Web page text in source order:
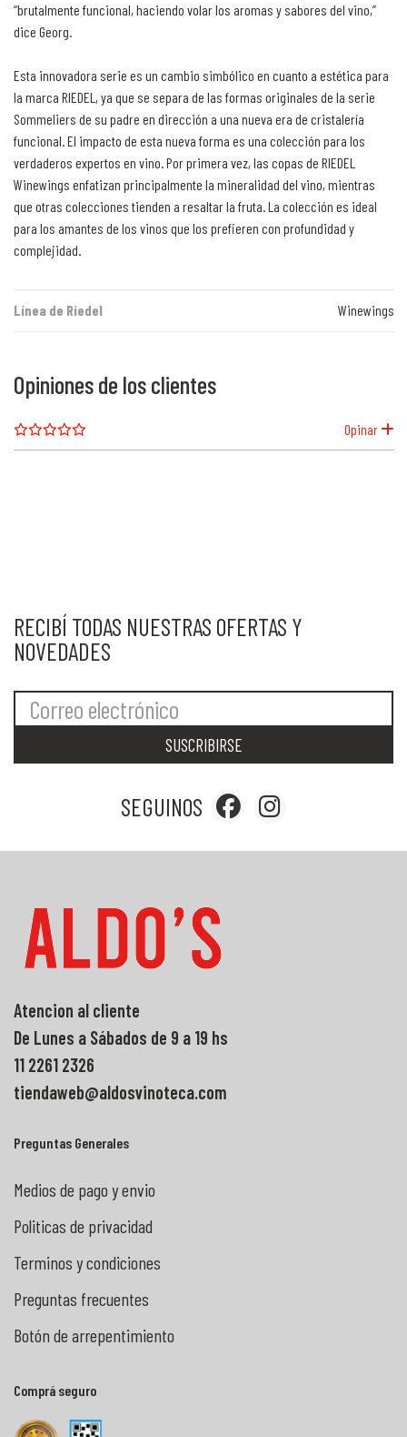
“brutalmente funcional, haciendo volar los aromas y sabores del vino,”
dice Georg.
Esta innovadora serie es un cambio simbólico en cuanto a estética para
la marca RIEDEL, ya que se separa de las formas originales de la serie
Sommeliers de su padre en dirección a una nueva era de cristalería
funcional. El impacto de esta nueva forma es una colección para los
verdaderos expertos en vino. Por primera vez, las copas de RIEDEL
Winewings enfatizan principalmente la mineralidad del vino, mientras
que otras colecciones tienden a resaltar la fruta. La colección es ideal
para los amantes de los vinos que los prefieren con profundidad y
complejidad.
Línea de Riedel Winewings
Opiniones de los clientes
Opinar
RECIBÍ TODAS NUESTRAS OFERTAS Y
NOVEDADES
SUSCRIBIRSE
SEGUINOS
Atencion al cliente
De Lunes a Sábados de 9 a 19 hs
11 2261 2326
tiendaweb@aldosvinoteca.com
Preguntas Generales
Medios de pago y envio
Politicas de privacidad
Terminos y condiciones
Preguntas frecuentes
Botón de arrepentimiento
Comprá seguro